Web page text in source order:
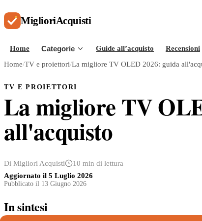
MiglioriAcquisti
Home Categorie Guide all’acquisto Recensioni
Home/TV e proiettori/La migliore TV OLED 2026: guida
TV E PROIETTORI
La migliore TV
all'acquisto
Di Migliori Acquisti
10 min di lettura
Aggiornato il 5 Luglio 2026
Pubblicato il 13 Giugno 2026
In sintesi